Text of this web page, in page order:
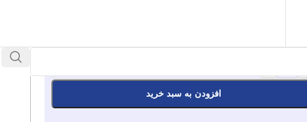
افزودن به سبد خرید